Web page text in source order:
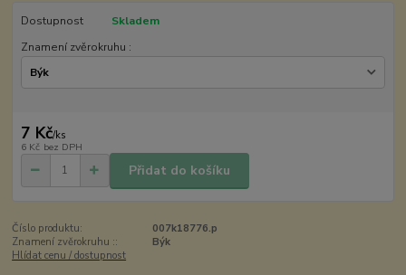
Dostupnost
Skladem
Znamení zvěrokruhu :
7 Kč/ks
6 Kč bez DPH
Přidat do košíku
Číslo produktu:
007k18776.p
Znamení zvěrokruhu ::
Býk
Hlídat cenu / dostupnost